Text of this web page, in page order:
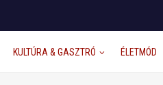
KULTÚRA & GASZTRÓ ÉLETMÓD